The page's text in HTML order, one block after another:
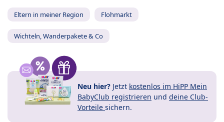
Eltern in meiner Region Flohmarkt
Wichteln, Wanderpakete & Co
Neu hier? Jetzt kostenlos im HiPP Mein
BabyClub registrieren und deine Club-
Vorteile sichern.